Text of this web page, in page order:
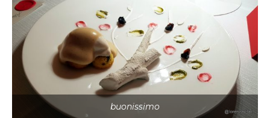
buonissimo